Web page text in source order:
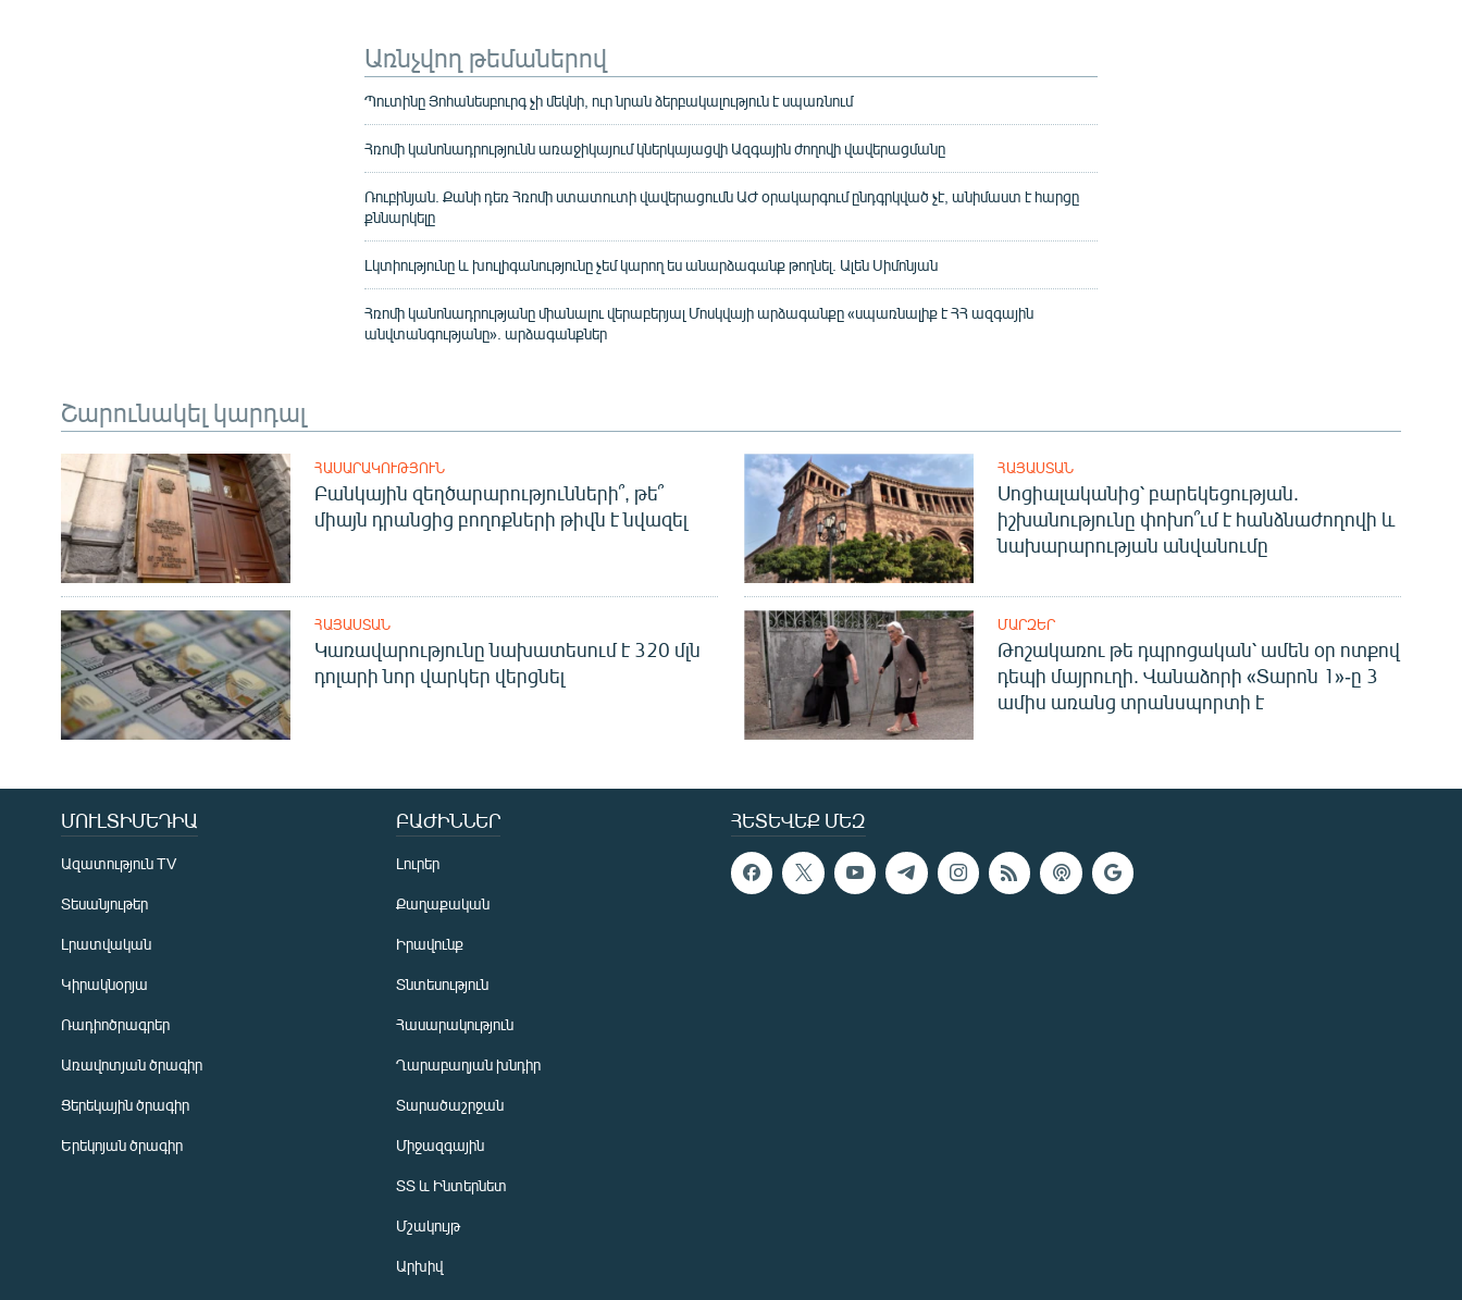
Առնչվող թեմաներով
Պուտինը Յոհանեսբուրգ չի մեկնի, ուր նրան ձերբակալություն է սպառնում
Հռոմի կանոնադրությունն առաջիկայում կներկայացվի Ազգային ժողովի վավերացմանը
Ռուբինյան. Քանի դեռ Հռոմի ստատուտի վավերացումն ԱԺ օրակարգում ընդգրկված չէ, անիմաստ է հարցը
քննարկելը
Լկտիությունը և խուլիգանությունը չեմ կարող ես անարձագանք թողնել. Ալեն Սիմոնյան
Հռոմի կանոնադրությանը միանալու վերաբերյալ Մոսկվայի արձագանքը «սպառնալիք է ՀՀ ազգային
անվտանգությանը». արձագանքներ
Շարունակել կարդալ
ՀԱՍԱՐԱԿՈՒԹՅՈՒՆ
Բանկային զեղծարարությունների՞, թե՞
միայն դրանցից բողոքների թիվն է նվազել
ՀԱՅԱՍՏԱՆ
Սոցիալականից՝ բարեկեցության.
իշխանությունը փոխո՞ւմ է հանձնաժողովի և
նախարարության անվանումը
ՀԱՅԱՍՏԱՆ
Կառավարությունը նախատեսում է 320 մլն
դոլարի նոր վարկեր վերցնել
ՄԱՐԶԵՐ
Թոշակառու թե դպրոցական՝ ամեն օր ոտքով
դեպի մայրուղի. Վանաձորի «Տարոն 1»-ը 3
ամիս առանց տրանսպորտի է
ՀԵՏԵՎԵՔ ՄԵԶ
ՄՈՒԼՏԻՄԵԴԻԱ
Ազատություն TV
Տեսանյութեր
Լրատվական
Կիրակնօրյա
Ռադիոծրագրեր
Առավոտյան ծրագիր
Ցերեկային ծրագիր
Երեկոյան ծրագիր
ԲԱԺԻՆՆԵՐ
Լուրեր
Քաղաքական
Իրավունք
Տնտեսություն
Հասարակություն
Ղարաբաղյան խնդիր
Տարածաշրջան
Միջազգային
ՏՏ և Ինտերնետ
Մշակույթ
Արխիվ